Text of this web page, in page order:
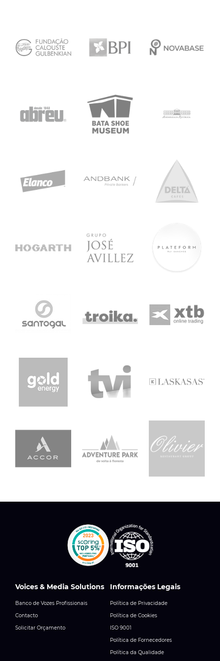
Voices & Media Solutions
Banco de Vozes Profissionais
Contacto
Solicitar Orçamento
Informações Legais
Política de Privacidade
Política de Cookies
ISO 9001
Política de Fornecedores
Política da Qualidade